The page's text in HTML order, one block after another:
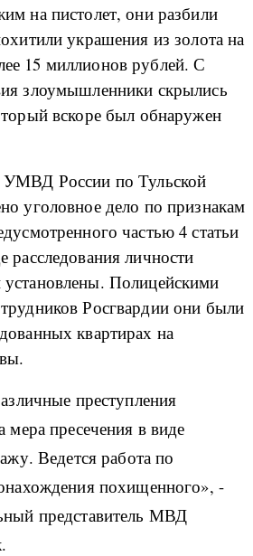
на пистолет, они разбили
украшения из золота на
15 миллионов рублей. С
злоумышленники скрылись
вскоре был обнаружен
России по Тульской
уголовное дело по признакам
частью 4 статьи
личности
Полицейскими
Росгвардии они были
квартирах на
преступления
мера пресечения в виде
Ведется работа по
похищенного», -
представитель МВД